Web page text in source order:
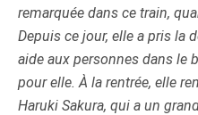
remarquée dans ce train,
Depuis ce jour, elle a pris la
aide aux personnes dans le
pour elle. À la rentrée, elle
Haruki Sakura, qui a un